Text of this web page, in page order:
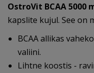
OstroVit BCAA 5000
kapslite kujul. See on
BCAA allikas
valiini.
Lihtne koostis -